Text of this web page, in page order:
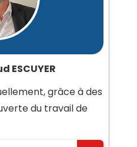
ESCUYER
grâce à des
du travail de